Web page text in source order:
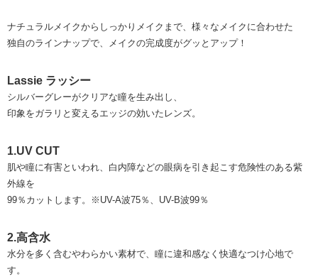
ナチュラルメイクからしっかりメイクまで、様々なメイクに合わせた
独自のラインナップで、メイクの完成度がグッとアップ！
Lassie ラッシー
シルバーグレーがクリアな瞳を生み出し、
印象をガラリと変えるエッジの効いたレンズ。
1.UV CUT
肌や瞳に有害といわれ、白内障などの眼病を引き起こす危険性のある紫
外線を
99％カットします。※UV-A波75％、UV-B波99％
2.高含水
水分を多く含むやわらかい素材で、瞳に違和感なく快適なつけ心地で
す。